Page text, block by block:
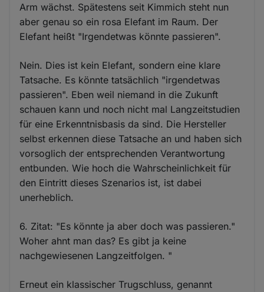
Arm wächst. Spätestens seit Kimmich steht nun
aber genau so ein rosa Elefant im Raum. Der
Elefant heißt "Irgendetwas könnte passieren".
Nein. Dies ist kein Elefant, sondern eine klare
Tatsache. Es könnte tatsächlich "irgendetwas
passieren". Eben weil niemand in die Zukunft
schauen kann und noch nicht mal Langzeitstudien
für eine Erkenntnisbasis da sind. Die Hersteller
selbst erkennen diese Tatsache an und haben sich
vorsoglich der entsprechenden Verantwortung
entbunden. Wie hoch die Wahrscheinlichkeit für
den Eintritt dieses Szenarios ist, ist dabei
unerheblich.
6. Zitat: "Es könnte ja aber doch was passieren."
Woher ahnt man das? Es gibt ja keine
nachgewiesenen Langzeitfolgen. "
Erneut ein klassischer Trugschluss, genannt